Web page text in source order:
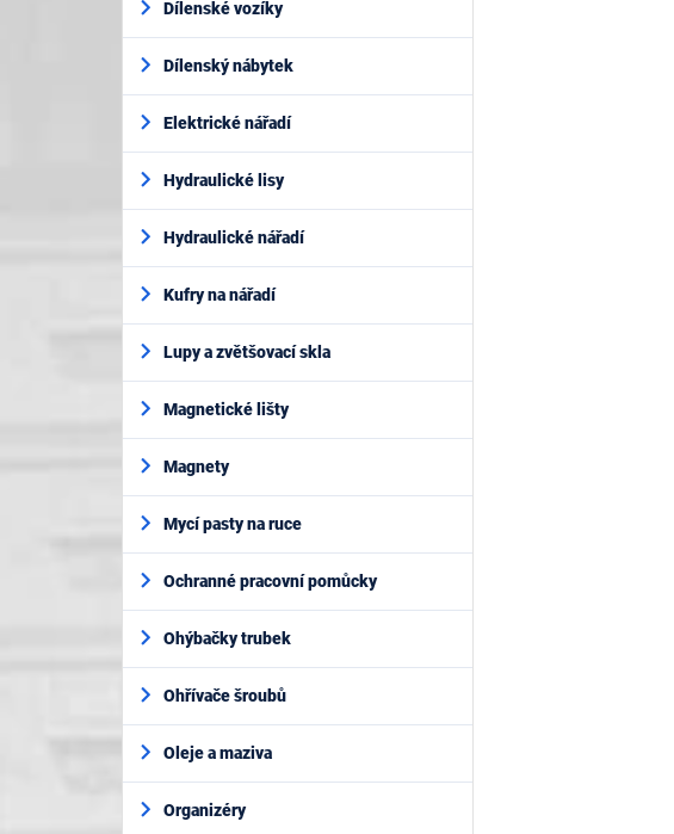
Dílenské vozíky
Dílenský nábytek
Elektrické nářadí
Hydraulické lisy
Hydraulické nářadí
Kufry na nářadí
Lupy a zvětšovací skla
Magnetické lišty
Magnety
Mycí pasty na ruce
Ochranné pracovní pomůcky
Ohýbačky trubek
Ohřívače šroubů
Oleje a maziva
Organizéry